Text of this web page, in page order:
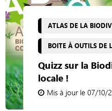
ATLAS DE LA
BOITE À OUTILS DE
Quizz sur la
locale !
Mis à jour le 07/10/